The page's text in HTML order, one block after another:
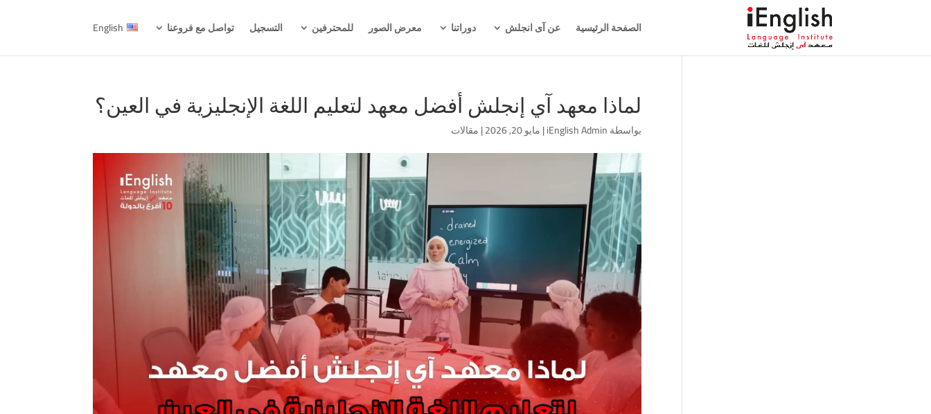
الصفحة الرئيسية عن آى انجلش دوراتنا معرض الصور للمحترفين التسجيل تواصل مع فروعنا English
لماذا معهد آي إنجلش أفضل معهد لتعليم اللغة الإنجليزية في العين؟
بواسطةiEnglish Admin
|مايو 20, 2026 |مقالات